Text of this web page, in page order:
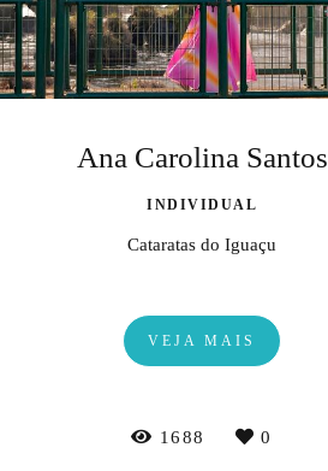
Ana Carolina Santos
INDIVIDUAL
Cataratas do Iguaçu
VEJA MAIS
1688 0